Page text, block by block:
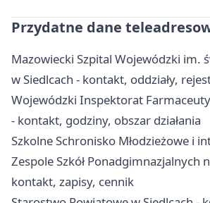
Przydatne dane
Mazowiecki Szpital Wojewódzki im.
w Siedlcach - kontakt, oddziały,
Wojewódzki Inspektorat
- kontakt, godziny, obszar działania
Szkolne Schronisko Młodzieżowe i
Zespole Szkół Ponadgimnazjalnych
kontakt, zapisy, cennik